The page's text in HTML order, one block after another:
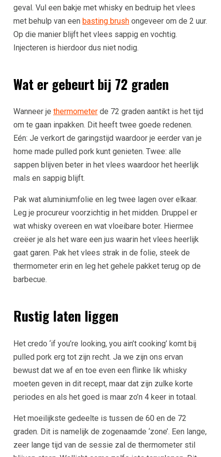
geval. Vul een bakje met whisky en bedruip het vlees
met behulp van een basting brushongeveer om de 2 uur.
Op die manier blijft het vlees sappig en vochtig.
Injecteren is hierdoor dus niet nodig.
Wat er gebeurt bij 72 graden
Wanneer je thermometerde 72 graden aantikt is het tijd
om te gaan inpakken. Dit heeft twee goede redenen.
Eén: Je verkort de garingstijd waardoor je eerder van je
home made pulled pork kunt genieten. Twee: alle
sappen blijven beter in het vlees waardoor het heerlijk
mals en sappig blijft.
Pak wat aluminiumfolie en leg twee lagen over elkaar.
Leg je procureur voorzichtig in het midden. Druppel er
wat whisky overeen en wat vloeibare boter. Hiermee
creëer je als het ware een jus waarin het vlees heerlijk
gaat garen. Pak het vlees strak in de folie, steek de
thermometer erin en leg het gehele pakket terug op de
barbecue.
Rustig laten liggen
Het credo ‘if you’re looking, you ain’t cooking’ komt bij
pulled pork erg tot zijn recht. Ja we zijn ons ervan
bewust dat we af en toe even een flinke lik whisky
moeten geven in dit recept, maar dat zijn zulke korte
periodes en als het goed is maar zo’n 4 keer in totaal.
Het moeilijkste gedeelte is tussen de 60 en de 72
graden. Dit is namelijk de zogenaamde ‘zone’. Een lange,
zeer lange tijd van de sessie zal de thermometer stil